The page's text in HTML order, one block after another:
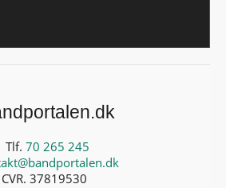
Tlf. 70 265 245
CVR. 37819530